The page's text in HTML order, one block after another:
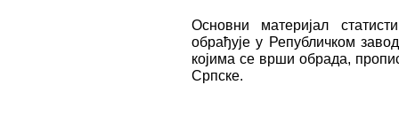
Основни материјал
обрађује у Републичком
којима се врши обрада,
Српске.